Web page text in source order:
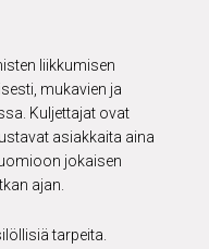
liikkumisen
mukavien ja
Kuljettajat ovat
asiakkaita aina
jokaisen
ajan.
tarpeita.